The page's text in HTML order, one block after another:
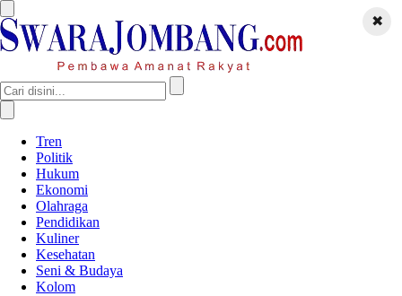
Tren
Politik
Hukum
Ekonomi
Olahraga
Pendidikan
Kuliner
Kesehatan
Seni & Budaya
Kolom
✖